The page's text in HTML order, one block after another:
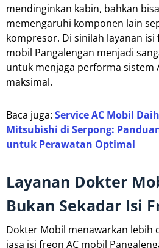
mendinginkan kabin, bahkan bisa
memengaruhi komponen lain
kompresor. Di sinilah layanan isi
mobil Pangalengan menjadi
untuk menjaga performa sistem
maksimal.
Baca juga: Service AC Mobil
Mitsubishi di Serpong:
untuk Perawatan Optimal
Layanan Dokter
Bukan Sekadar Isi
Dokter Mobil menawarkan lebih
jasa isi freon AC mobil